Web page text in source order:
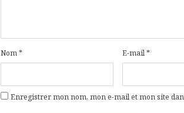
Nom* E-mail*
Enregistrer mon nom, mon e-mail et mon site